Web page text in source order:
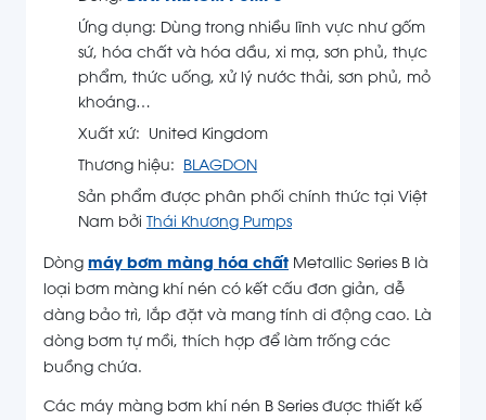
Ứng dụng: Dùng trong nhiều lĩnh vực như gốm
sứ, hóa chất và hóa dầu, xi mạ, sơn phủ, thực
phẩm, thức uống, xử lý nước thải, sơn phủ, mỏ
khoáng…
Xuất xứ: United Kingdom
Thương hiệu: BLAGDON
Sản phẩm được phân phối chính thức tại Việt
Nam bởi Thái Khương Pumps
Dòng máy bơm màng hóa chất Metallic Series B là
loại bơm màng khí nén có kết cấu đơn giản, dễ
dàng bảo trì, lắp đặt và mang tính di động cao. Là
dòng bơm tự mồi, thích hợp để làm trống các
buồng chứa.
Các máy màng bơm khí nén B Series được thiết kế